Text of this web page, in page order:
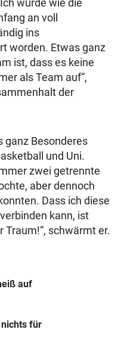
wurde wie die
an voll
ins
worden. Etwas ganz
ist, dass es keine
als Team auf“,
der
ganz Besonderes
und Uni.
zwei getrennte
aber dennoch
Dass ich diese
kann, ist
schwärmt er.
auf
nichts für